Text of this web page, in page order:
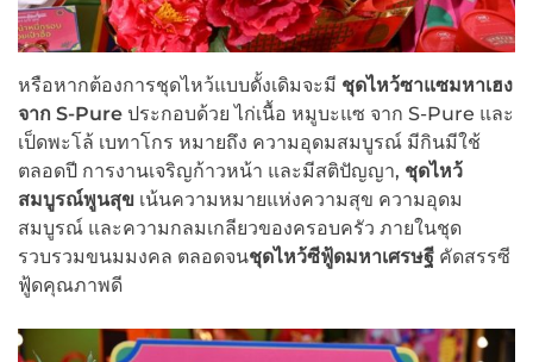
หรือหากต้องการชุดไหว้แบบดั้งเดิมจะมี ชุดไหว้ซาแซมหาเฮง
จาก S-Pure ประกอบด้วย ไก่เนื้อ หมูบะแซ จาก S-Pure และ
เป็ดพะโล้ เบทาโกร หมายถึง ความอุดมสมบูรณ์ มีกินมีใช้
ตลอดปี การงานเจริญก้าวหน้า และมีสติปัญญา, ชุดไหว้
สมบูรณ์พูนสุข เน้นความหมายแห่งความสุข ความอุดม
สมบูรณ์ และความกลมเกลียวของครอบครัว ภายในชุด
รวบรวมขนมมงคล ตลอดจนชุดไหว้ซีฟู้ดมหาเศรษฐี คัดสรรซี
ฟู้ดคุณภาพดี